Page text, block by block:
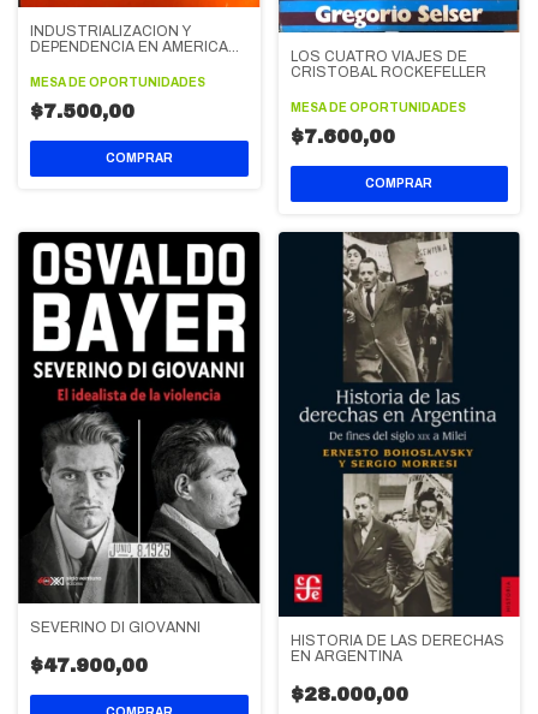
INDUSTRIALIZACION Y
DEPENDENCIA EN AMERICA
MESA DE OPORTUNIDADES
$7.500,00
LOS CUATRO VIAJES DE
CRISTOBAL ROCKEFELLER
MESA DE OPORTUNIDADES
$7.600,00
SEVERINO DI GIOVANNI
$47.900,00
HISTORIA DE LAS DERECHAS
EN ARGENTINA
$28.000,00